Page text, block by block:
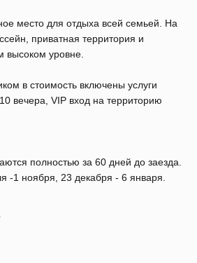
место для отдыха всей семьей. На
приватная территория и
высоком уровне.
в стоимость включены услуги
вечера, VIP вход на территорию
полностью за 60 дней до заезда.
-1 ноября, 23 декабря - 6 января.